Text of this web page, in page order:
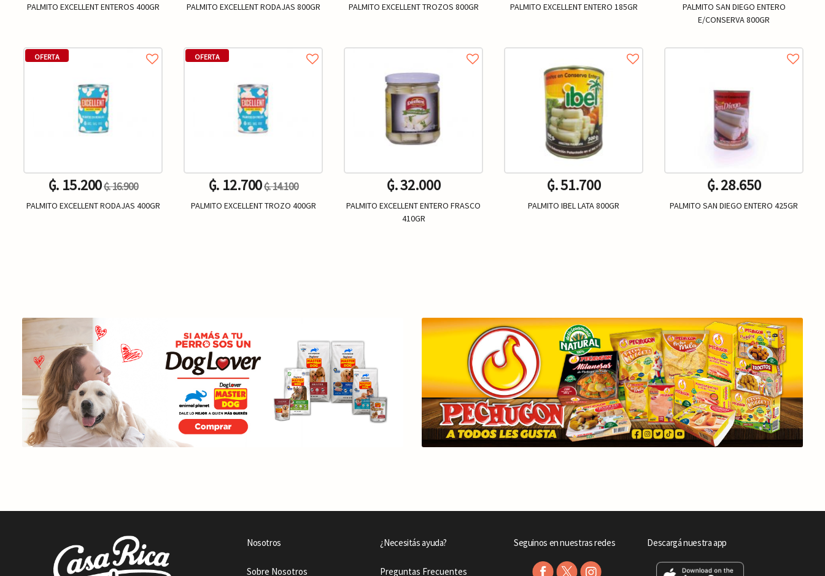
PALMITO EXCELLENT ENTEROS 400GR
OFERTA
₲. 15.200₲. 16.900
PALMITO EXCELLENT RODAJAS 400GR
PALMITO EXCELLENT RODAJAS 800GR
OFERTA
₲. 12.700₲. 14.100
PALMITO EXCELLENT TROZO 400GR
PALMITO EXCELLENT TROZOS 800GR
₲. 32.000
PALMITO EXCELLENT ENTERO FRASCO
410GR
PALMITO EXCELLENT ENTERO 185GR
₲. 51.700
PALMITO IBEL LATA 800GR
PALMITO SAN DIEGO ENTERO
E/CONSERVA 800GR
₲. 28.650
PALMITO SAN DIEGO ENTERO 425GR
Nosotros
Sobre Nosotros
¿Necesitás ayuda?
Preguntas Frecuentes
Seguinos en nuestras redes Descargá nuestra app